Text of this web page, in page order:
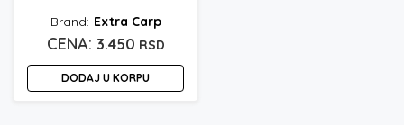
Extra Carp
3.450 RSD
DODAJ U KORPU